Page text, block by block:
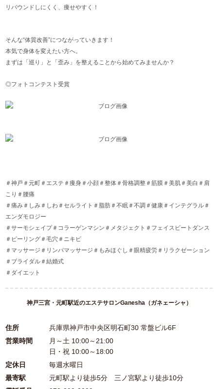
リバウンドしにくく、痩せやすく！
そんな“体質改善”につながっていきます！
本気で身体を変えたい方へ。
まずは「巡り」と「歪み」を整えることから始めてみませんか？
◎フォトコンテスト受賞
＃神戸＃元町＃エステ＃痩身＃小顔＃整体＃骨格調整＃筋膜＃美肌＃美白＃肩
こり＃腰痛
＃痛み＃しみ＃しわ＃セルライト＃脂肪＃不眠＃不調＃健康＃インテグラル＃
エンダモロジー
＃サーモシェイプ＃コラーゲンマシン＃メタジェクト＃フェイスビートダンス
＃ピーリング＃毛穴＃ニキビ
＃マッサージ＃リンパマッサージ＃もみほぐし＃眼精疲労＃リラクゼーション
＃ブライダル＃結婚式
＃ダイエット
神戸三宮・元町駅近のエステサロンGanesha（ガネェーシャ）
住所
兵庫県神戸市中央区明石町30 常盤ビル6F
営業時間
月～土 10:00～21:00
日・祝 10:00～18:00
定休日
毎週水曜日
最寄駅
元町駅より徒歩5分 三ノ宮駅より徒歩10分